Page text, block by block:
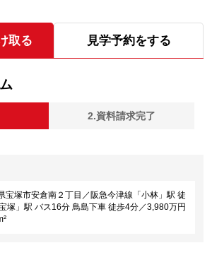
取る 見学予約をする
2.資料請求完了
宝塚市安倉南２丁目／阪急今津線「小林」駅 徒
塚」駅 バス16分 鳥島下車 徒歩4分／3,980万円